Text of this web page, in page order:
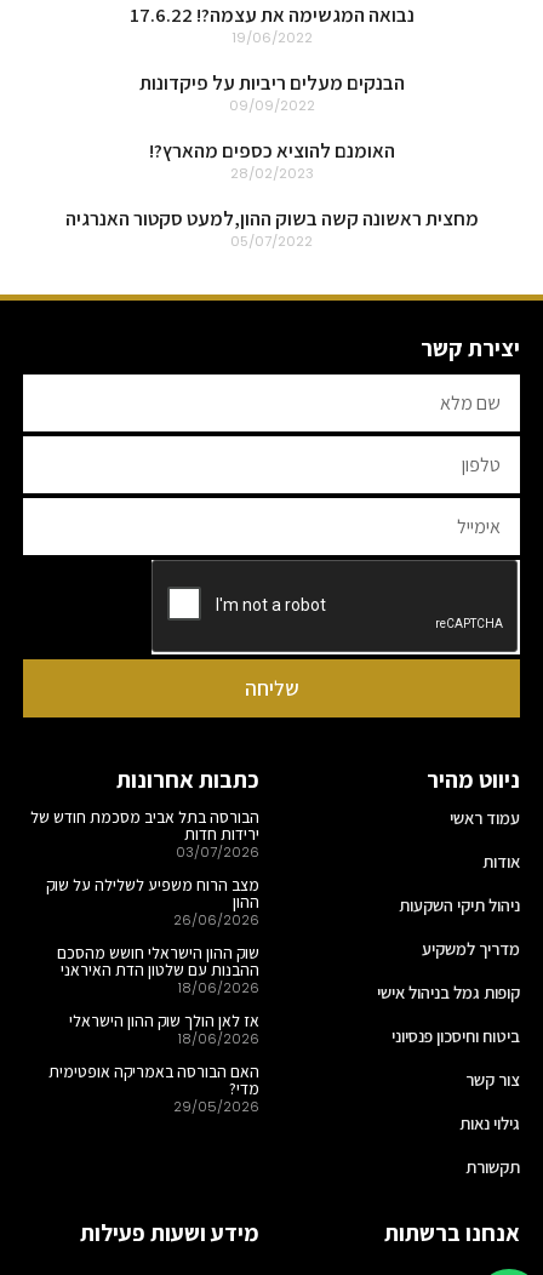
נבואה המגשימה את עצמה?! 17.6.22
19/06/2022
הבנקים מעלים ריביות על פיקדונות
09/09/2022
האומנם להוציא כספים מהארץ?!
28/02/2023
מחצית ראשונה קשה בשוק ההון,למעט סקטור האנרגיה
05/07/2022
יצירת קשר
שליחה
ניווט מהיר
עמוד ראשי
אודות
ניהול תיקי השקעות
מדריך למשקיע
קופות גמל בניהול אישי
ביטוח וחיסכון פנסיוני
צור קשר
גילוי נאות
תקשורת
כתבות אחרונות
הבורסה בתל אביב מסכמת חודש של
ירידות חדות
03/07/2026
מצב הרוח משפיע לשלילה על שוק
ההון
26/06/2026
שוק ההון הישראלי חושש מהסכם
ההבנות עם שלטון הדת האיראני
18/06/2026
אז לאן הולך שוק ההון הישראלי
18/06/2026
האם הבורסה באמריקה אופטימית
מדי?
29/05/2026
אנחנו ברשתות מידע ושעות פעילות